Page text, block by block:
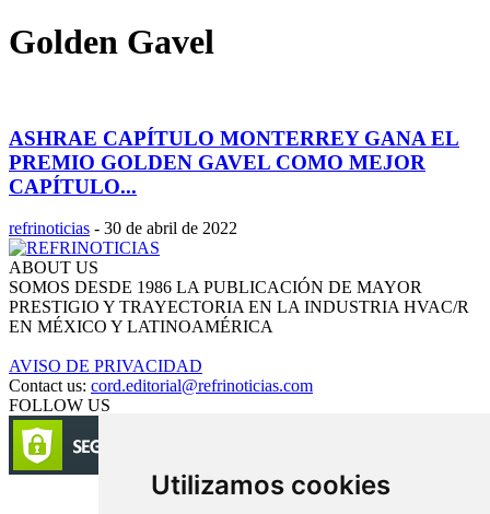
Utilizamos cookies
Golden Gavel
ASHRAE CAPÍTULO MONTERREY GANA EL
PREMIO GOLDEN GAVEL COMO MEJOR
CAPÍTULO...
refrinoticias - 30 de abril de 2022
ABOUT US
SOMOS DESDE 1986 LA PUBLICACIÓN DE MAYOR
PRESTIGIO Y TRAYECTORIA EN LA INDUSTRIA HVAC/R
EN MÉXICO Y LATINOAMÉRICA
AVISO DE PRIVACIDAD
Contact us: cord.editorial@refrinoticias.com
FOLLOW US